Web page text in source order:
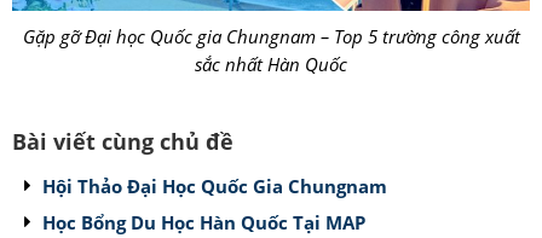
Gặp gỡ Đại học Quốc gia Chungnam – Top 5 trường công xuất
sắc nhất Hàn Quốc
Bài viết cùng chủ đề
Hội Thảo Đại Học Quốc Gia Chungnam
Học Bổng Du Học Hàn Quốc Tại MAP